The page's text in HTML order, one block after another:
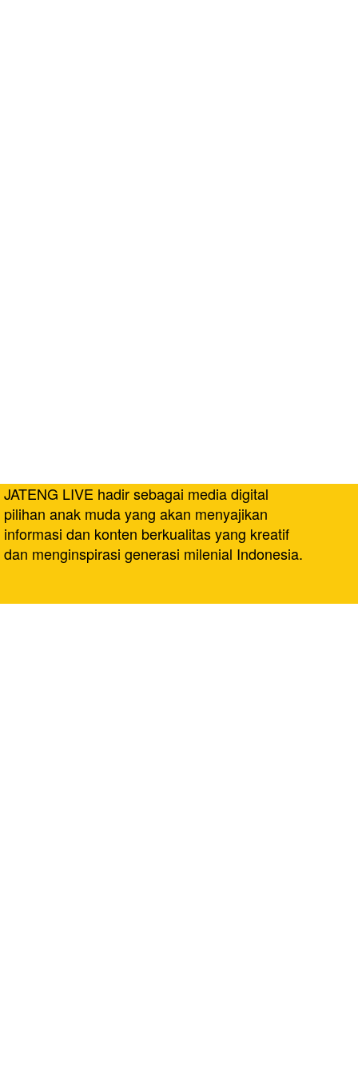
JATENG LIVE hadir sebagai media digital
pilihan anak muda yang akan menyajikan
informasi dan konten berkualitas yang kreatif
dan menginspirasi generasi milenial Indonesia.